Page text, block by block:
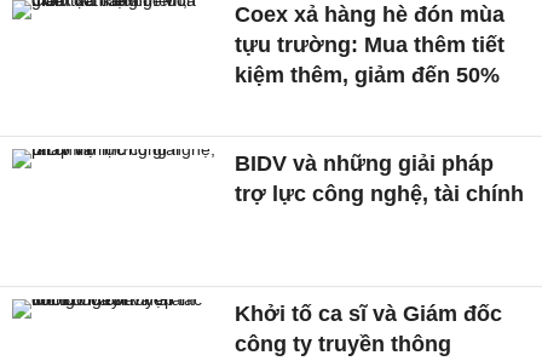
Coex xả hàng hè đón mùa
tựu trường: Mua thêm tiết
kiệm thêm, giảm đến 50%
BIDV và những giải pháp
trợ lực công nghệ, tài chính
Khởi tố ca sĩ và Giám đốc
công ty truyền thông